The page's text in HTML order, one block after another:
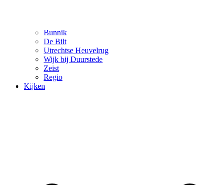
Bunnik
De Bilt
Utrechtse Heuvelrug
Wijk bij Duurstede
Zeist
Regio
Kijken